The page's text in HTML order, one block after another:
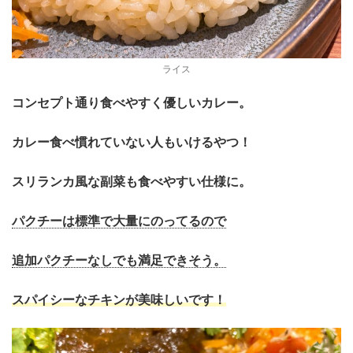
ライス
コンセプト通り食べやすく優しいカレー。
カレー食べ慣れていない人もいけるやつ！
スリランカ風な副菜も食べやすい仕様に。
パクチーは標準で大量にのってるので
追加パクチーなしでも満足できそう。
スパイシーなチキンが美味しいです！